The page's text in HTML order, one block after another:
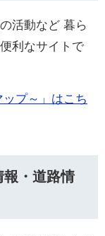
活動など 暮ら
利なサイトで
ップ～」はこち
・道路情